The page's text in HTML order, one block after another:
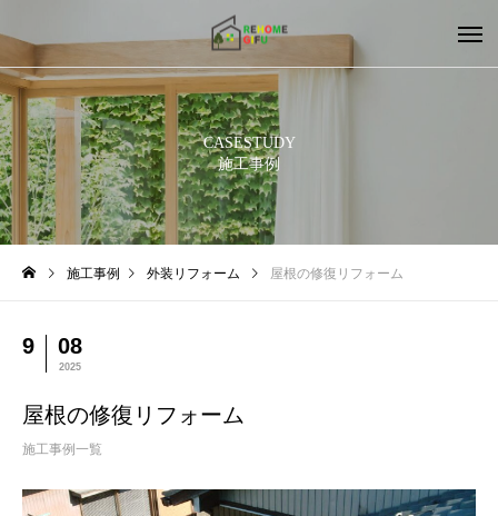
CASESTUDY
施工事例
施工事例 外装リフォーム 屋根の修復リフォーム
9 08
2025
屋根の修復リフォーム
施工事例一覧